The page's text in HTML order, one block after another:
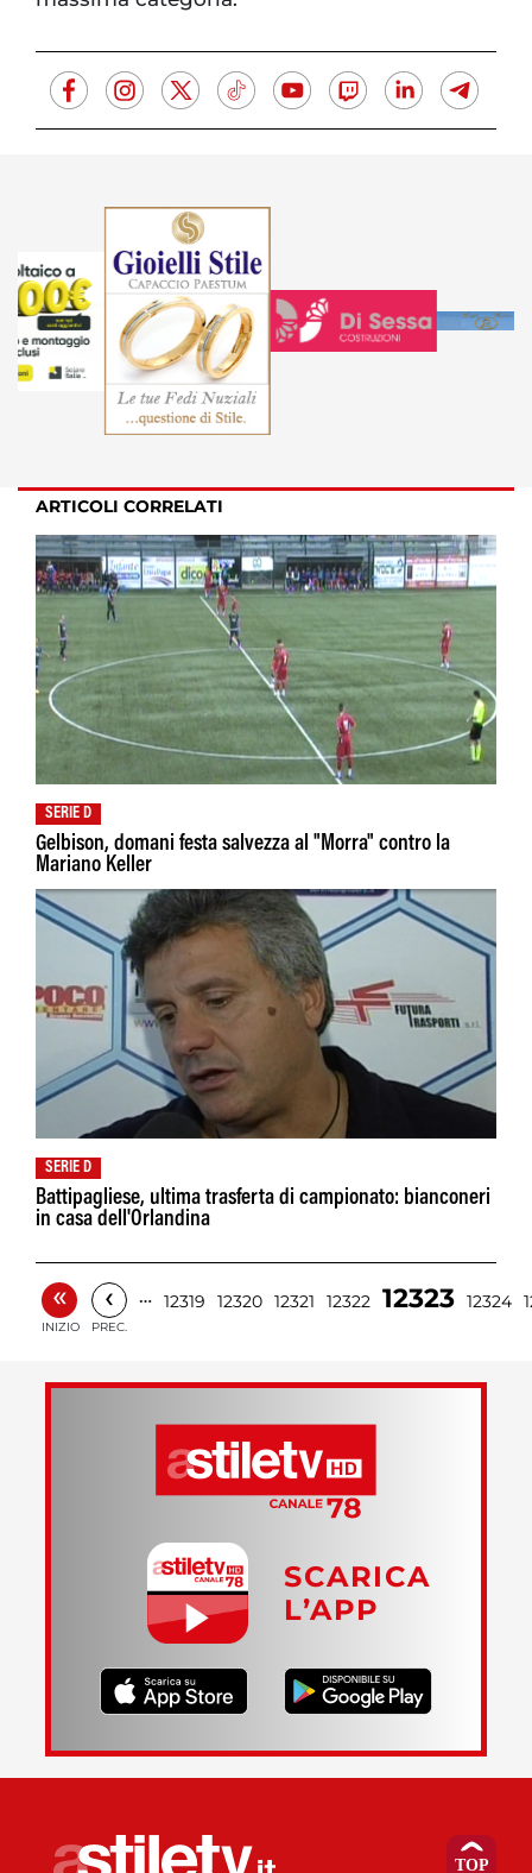
ARTICOLI CORRELATI
SERIE D
Gelbison, domani festa salvezza al "Morra" contro la
Mariano Keller
SERIE D
Battipagliese, ultima trasferta di campionato: bianconeri
in casa dell'Orlandina
«
INIZIO
‹
PREC.
… 12319 12320 12321 12322 12323 12324
SCARICA
L’APP